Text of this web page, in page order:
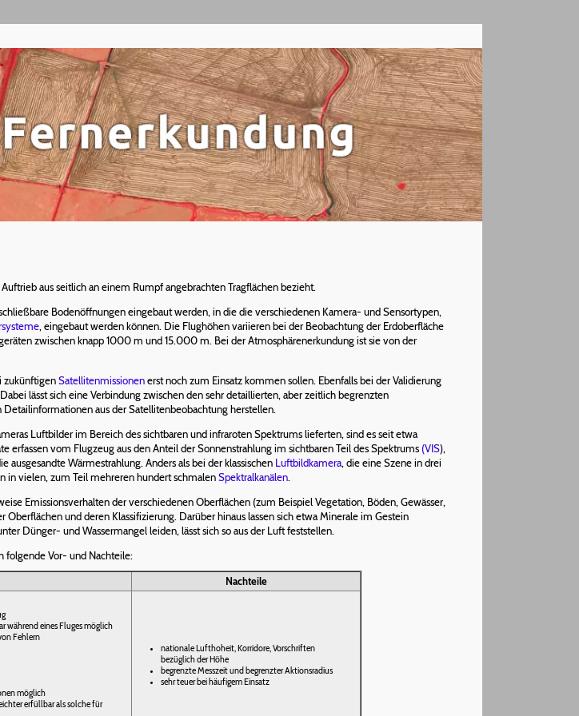
aus seitlich an einem Rumpf angebrachten Tragflächen bezieht.
Bodenöffnungen eingebaut werden, in die die verschiedenen Kamera- und Sensortypen,
, eingebaut werden können. Die Flughöhen variieren bei der Beobachtung der Erdoberfläche
zwischen knapp 1000 m und 15.000 m. Bei der Atmosphärenerkundung ist sie von der
zukünftigenSatellitenmissionenerst noch zum Einsatz kommen sollen. Ebenfalls bei der Validierung
lässt sich eine Verbindung zwischen den sehr detaillierten, aber zeitlich begrenzten
aus der Satellitenbeobachtung herstellen.
Luftbilder im Bereich des sichtbaren und infraroten Spektrums lieferten, sind es seit etwa
erfassen vom Flugzeug aus den Anteil der Sonnenstrahlung im sichtbaren Teil des Spektrums (VIS),
ausgesandte Wärmestrahlung. Anders als bei der klassischen Luftbildkamera, die eine Szene in drei
in vielen, zum Teil mehreren hundert schmalenSpektralkanälen.
Emissionsverhalten der verschiedenen Oberflächen (zum Beispiel Vegetation, Böden, Gewässer,
und deren Klassifizierung. Darüber hinaus lassen sich etwa Minerale im Gestein
Dünger- und Wassermangel leiden, lässt sich so aus der Luft feststellen.
folgende Vor- und Nachteile:
Nachteile
während eines Fluges möglich
Fehlern
möglich
erfüllbar als solche für
nationale Lufthoheit, Korridore, Vorschriften
bezüglich der Höhe
begrenzte Messzeit und begrenzter Aktionsradius
sehr teuer bei häufigem Einsatz